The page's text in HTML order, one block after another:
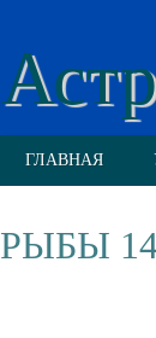
ГЛАВНАЯ
РЫБЫ